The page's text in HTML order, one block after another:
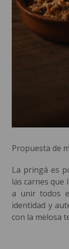
Propuesta de
La pringá es
las carnes que
a unir todos
identidad y
con la melosa